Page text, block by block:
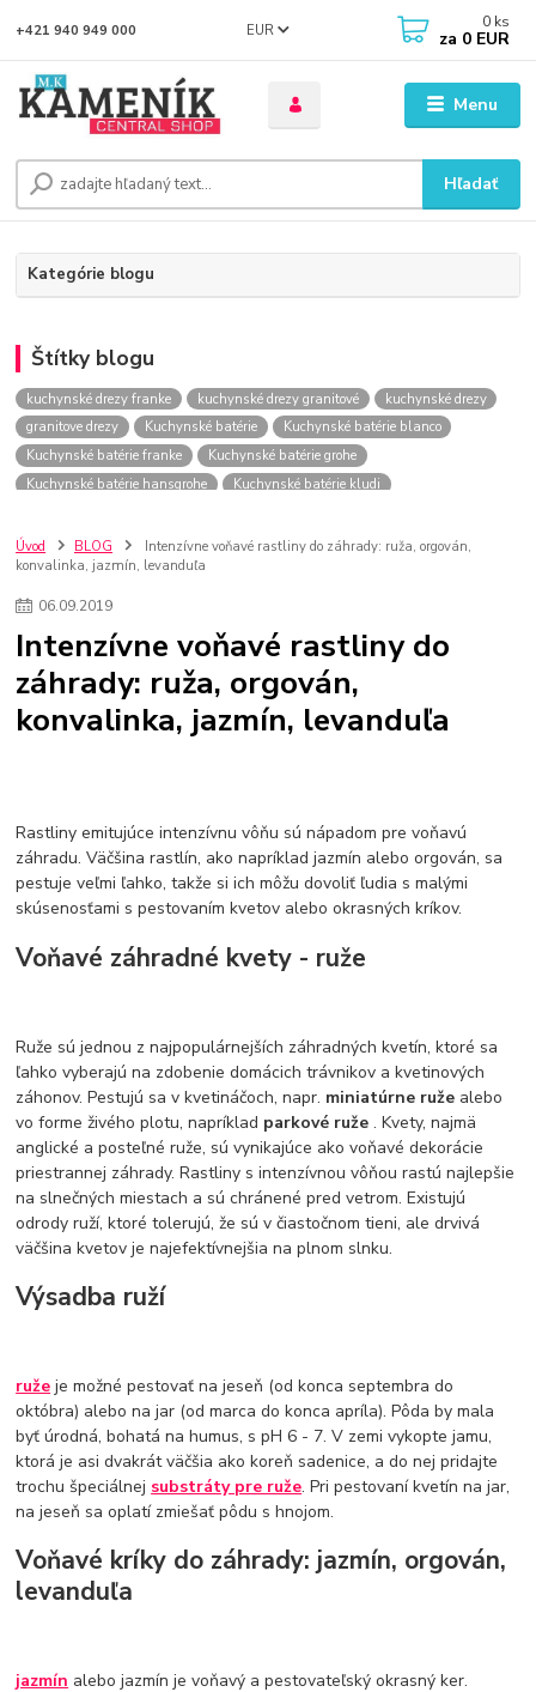
Menu
EUR
Hľadať
+421 940 949 000 0 ks
za 0 EUR
Kategórie blogu
Štítky blogu
kuchynské drezy franke kuchynské drezy granitové
kuchynské drezy
granitove drezy
Kuchynské batérie
Kuchynské batérie blanco
Kuchynské batérie franke
Kuchynské batérie grohe
Kuchynské batérie hansgrohe
Kuchynské batérie kludi
kuchynské batérie sagittarius
kuchynské batérie
vodovodné batérie
vodovodné batérie do kuchyne
kuchynské drezy sety
bidetové batérie
vaňové batérie
sprchové batérie
vodovodné batérie blanco
vodovodné batérie do steny
vodovodné batérie grohe
kúpelňa v podkroví
moderná kúpelňa
Rohové umývadlá
retro kúpeľne
Nákup tovaru pre firmy bez DPH
Bez DPH
Ako znížiť náklady
Ako znížiť náklady na firmu
szco nakup bez dph
szco nakup bez dph nakupovanie na firmu bez dph
nákup bez dph v eu ň
Úvod BLOG
Intenzívne voňavé rastliny do záhrady: ruža, orgován,
konvalinka, jazmín, levanduľa
06.09.2019
Intenzívne voňavé rastliny do
záhrady: ruža, orgován,
konvalinka, jazmín, levanduľa
Rastliny emitujúce intenzívnu vôňu sú nápadom pre voňavú
záhradu. Väčšina rastlín, ako napríklad jazmín alebo orgován, sa
pestuje veľmi ľahko, takže si ich môžu dovoliť ľudia s malými
skúsenosťami s pestovaním kvetov alebo okrasných kríkov.
Voňavé záhradné kvety - ruže
Ruže sú jednou z najpopulárnejších záhradných kvetín, ktoré sa
ľahko vyberajú na zdobenie domácich trávnikov a kvetinových
záhonov. Pestujú sa v kvetináčoch, napr. miniatúrne ruže alebo
vo forme živého plotu, napríklad parkové ruže. Kvety, najmä
anglické a posteľné ruže, sú vynikajúce ako voňavé dekorácie
priestrannej záhrady. Rastliny s intenzívnou vôňou rastú najlepšie
na slnečných miestach a sú chránené pred vetrom. Existujú
odrody ruží, ktoré tolerujú, že sú v čiastočnom tieni, ale drvivá
väčšina kvetov je najefektívnejšia na plnom slnku.
Výsadba ruží
ruže je možné pestovať na jeseň (od konca septembra do
októbra) alebo na jar (od marca do konca apríla). Pôda by mala
byť úrodná, bohatá na humus, s pH 6 - 7. V zemi vykopte jamu,
ktorá je asi dvakrát väčšia ako koreň sadenice, a do nej pridajte
trochu špeciálnej substráty pre ruže. Pri pestovaní kvetín na jar,
na jeseň sa oplatí zmiešať pôdu s hnojom.
Voňavé kríky do záhrady: jazmín, orgován,
levanduľa
jazmín alebo jazmín je voňavý a pestovateľský okrasný ker.